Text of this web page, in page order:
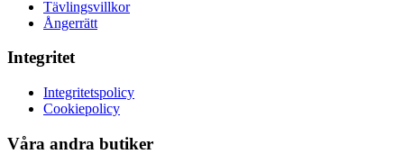
Tävlingsvillkor
Ångerrätt
Integritet
Integritetspolicy
Cookiepolicy
Våra andra butiker